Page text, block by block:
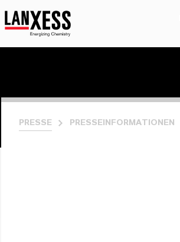
PRESSE PRESSEINFORMATIONEN